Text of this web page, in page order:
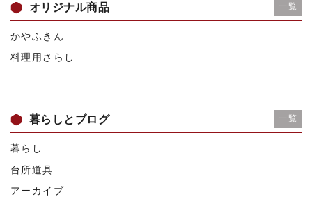
オリジナル商品 一覧
かやふきん
料理用さらし
暮らしとブログ 一覧
暮らし
台所道具
アーカイブ